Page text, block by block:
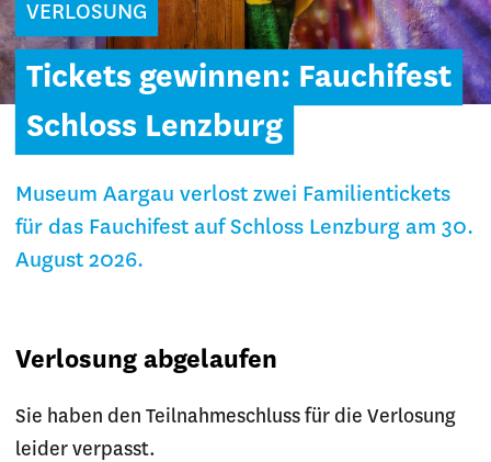
VERLOSUNG
Tickets gewinnen: Fauchifest
Schloss Lenzburg
Museum Aargau verlost zwei Familientickets
für das Fauchifest auf Schloss Lenzburg am 30.
August 2026.
Verlosung abgelaufen
Sie haben den Teilnahmeschluss für die Verlosung
leider verpasst.